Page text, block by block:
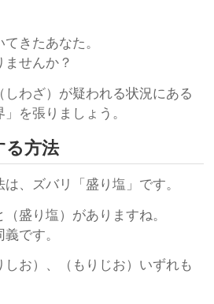
てきたあなた。
せんか？
しわざ）が疑われる状況にある
を張りましょう。
る方法
、ズバリ「盛り塩」です。
盛り塩）がありますね。
です。
しお）、（もりじお）いずれも